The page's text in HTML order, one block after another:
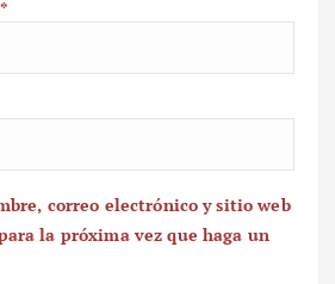
*
correo electrónico y sitio web
la próxima vez que haga un